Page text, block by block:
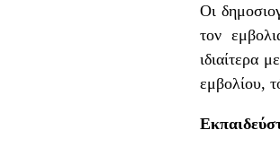
Οι
τον
ιδιαίτερα
εμβολίου,